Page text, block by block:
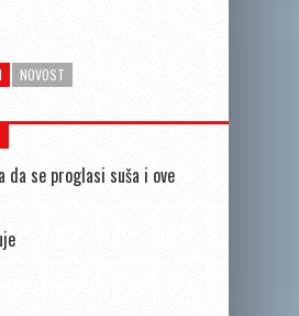
NOVOST
da se proglasi suša i ove